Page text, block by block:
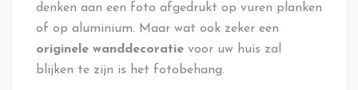
denken aan een foto afgedrukt op vuren planken
of op aluminium. Maar wat ook zeker een
originele wanddecoratie voor uw huis zal
blijken te zijn is het fotobehang.